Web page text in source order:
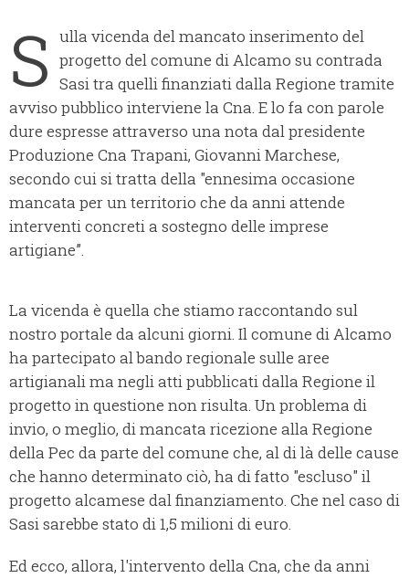
S ulla vicenda del mancato inserimento del
progetto del comune di Alcamo su contrada
Sasi tra quelli finanziati dalla Regione tramite
avviso pubblico interviene la Cna. E lo fa con parole
dure espresse attraverso una nota dal presidente
Produzione Cna Trapani, Giovanni Marchese,
secondo cui si tratta della "ennesima occasione
mancata per un territorio che da anni attende
interventi concreti a sostegno delle imprese
artigiane”.
La vicenda è quella che stiamo raccontando sul
nostro portale da alcuni giorni. Il comune di Alcamo
ha partecipato al bando regionale sulle aree
artigianali ma negli atti pubblicati dalla Regione il
progetto in questione non risulta. Un problema di
invio, o meglio, di mancata ricezione alla Regione
della Pec da parte del comune che, al di là delle cause
che hanno determinato ciò, ha di fatto "escluso" il
progetto alcamese dal finanziamento. Che nel caso di
Sasi sarebbe stato di 1,5 milioni di euro.
Ed ecco, allora, l'intervento della Cna, che da anni